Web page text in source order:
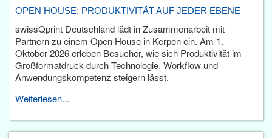
OPEN HOUSE: PRODUKTIVITÄT AUF JEDER EBENE
swissQprint Deutschland lädt in Zusammenarbeit mit
Partnern zu einem Open House in Kerpen ein. Am 1.
Oktober 2026 erleben Besucher, wie sich Produktivität im
Großformatdruck durch Technologie, Workflow und
Anwendungskompetenz steigern lässt.
Weiterlesen...